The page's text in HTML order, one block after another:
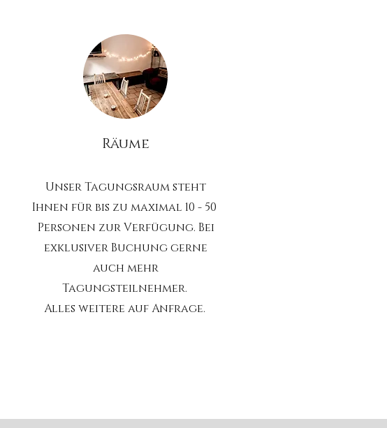
Räume
Unser Tagungsraum steht
Ihnen für bis zu maximal 10 - 50
Personen zur Verfügung. Bei
exklusiver Buchung gerne
auch mehr
Tagungsteilnehmer.
Alles weitere auf Anfrage.